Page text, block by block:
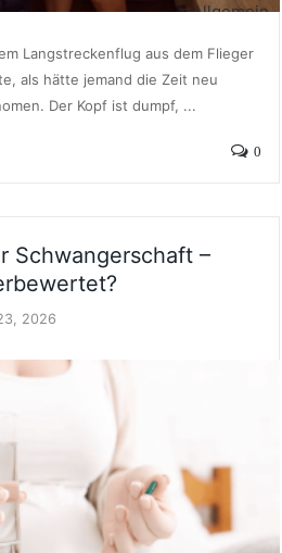
Allgemein
Langstreckenflug aus dem Flieger
als hätte jemand die Zeit neu
Der Kopf ist dumpf, ...
0
Schwangerschaft –
2026